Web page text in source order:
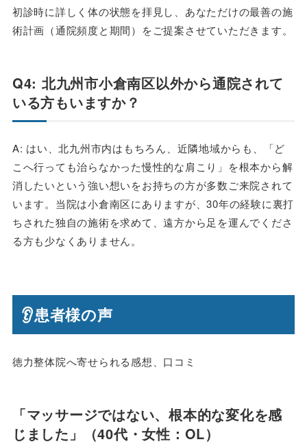
初診時に詳しく体の状態を拝見し、あなただけの最善の施
術計画（通院頻度と期間）をご提案させていただきます。
Q4: 北九州市小倉南区以外から通院されて
いる方もいますか？
A: はい、北九州市内はもちろん、近隣地域からも、「ど
こへ行っても治らなかった慢性的な肩こり」を根本から解
消したいという強い想いをお持ちの方が多数ご来院されて
います。当院は小倉南区にありますが、30年の経験に裏打
ちされた独自の施術を求めて、遠方から足を運んでくださ
る方も少なくありません。
👂患者様の声
徳力整体院へ寄せられる感想、口コミ
「マッサージではない、根本的な変化を感
じました」（40代・女性：OL）